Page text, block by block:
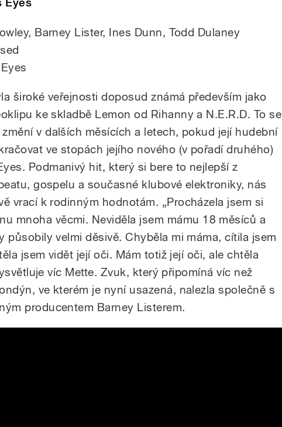
Eyes
Barney Lister, Ines Dunn, Todd Dulaney
široké veřejnosti doposud známá především jako
ke skladbě Lemon od Rihanny a N.E.R.D. To se
v dalších měsících a letech, pokud její hudební
ve stopách jejího nového (v pořadí druhého)
Podmanivý hit, který si bere to nejlepší z
gospelu a současné klubové elektroniky, nás
vrací k rodinným hodnotám. „Procházela jsem si
mnoha věcmi. Neviděla jsem mámu 18 měsíců a
působily velmi děsivě. Chyběla mi máma, cítila jsem
jsem vidět její oči. Mám totiž její oči, ale chtěla
víc Mette. Zvuk, který připomíná víc než
ve kterém je nyní usazená, nalezla společně s
producentem Barney Listerem.